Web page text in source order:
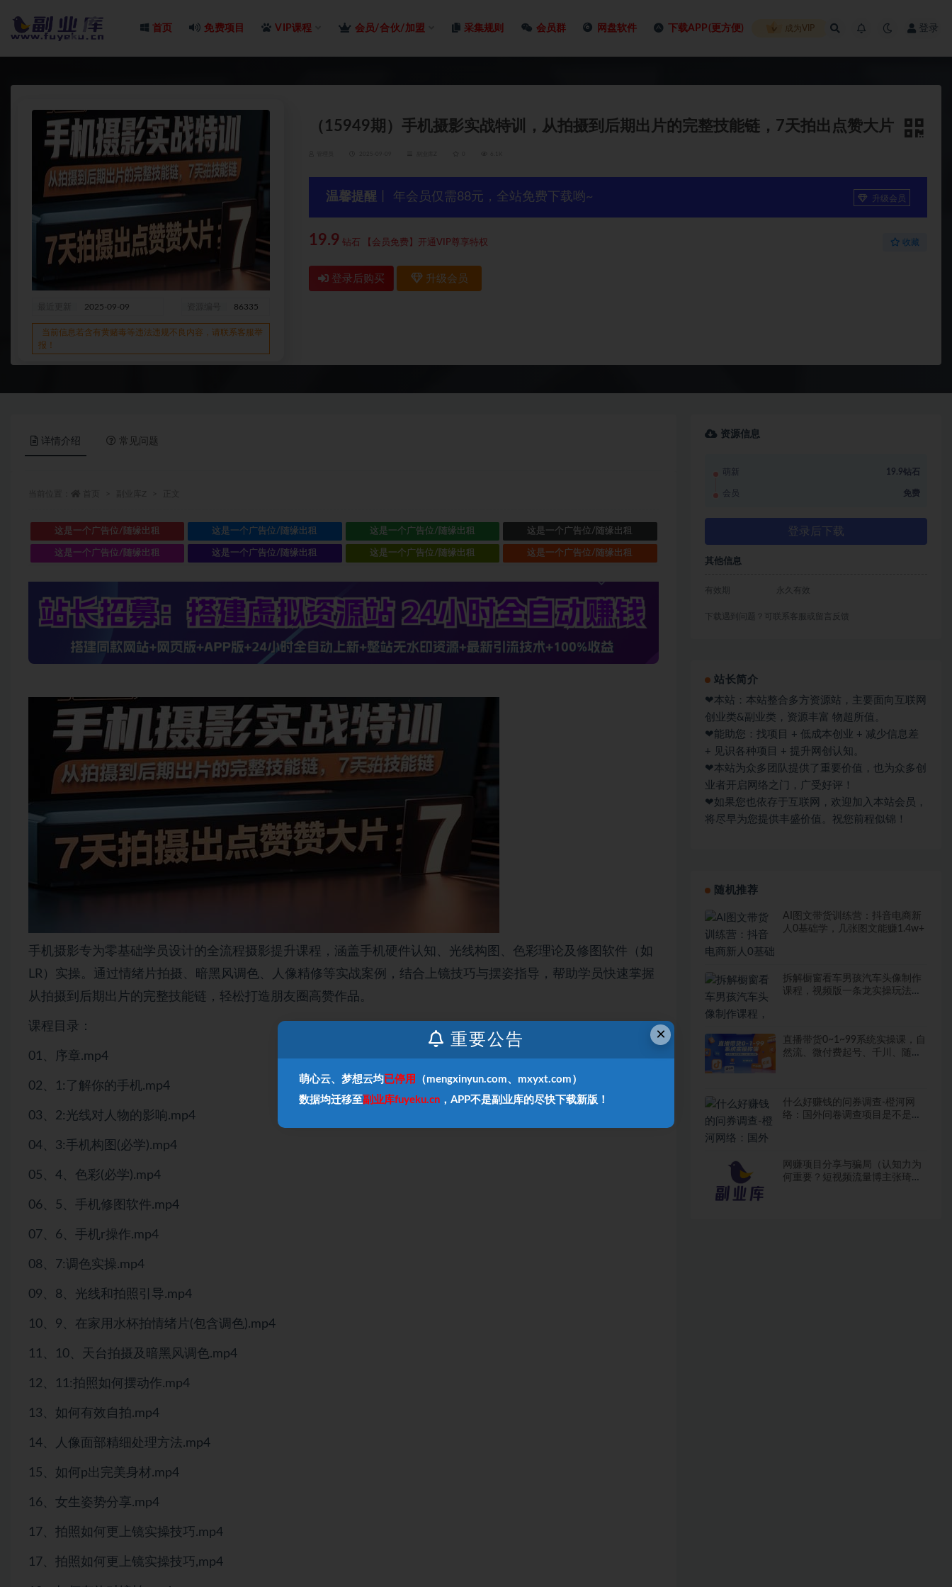
首页 免费项目 VIP课程 会员/合伙/加盟 采集规则 会员群 网盘软件 下载APP(更方便) 成为VIP 登录
2025-09-09 86335
当前信息若含有黄赌毒等违法违规不良内容，请联系客服举
报！
（15949期）手机摄影实战特训，从拍摄到后期出片的完整技能链，7天拍出点赞大片
温馨提醒 丨 年会员仅需88元，全站免费下载哟~ 升级会员
19.9 钻石 【会员免费】开通VIP尊享特权 收藏
登录后购买 升级会员
详情介绍 常见问题
这是一个广告位/随缘出租 这是一个广告位/随缘出租 这是一个广告位/随缘出租 这是一个广告位/随缘出租
这是一个广告位/随缘出租 这是一个广告位/随缘出租 这是一个广告位/随缘出租 这是一个广告位/随缘出租
手机摄影专为零基础学员设计的全流程摄影提升课程，涵盖手机硬件认知、光线构图、色彩理论及修图软件（如
LR）实操。通过情绪片拍摄、暗黑风调色、人像精修等实战案例，结合上镜技巧与摆姿指导，帮助学员快速掌握
从拍摄到后期出片的完整技能链，轻松打造朋友圈高赞作品。
课程目录：
01、序章.mp4
02、1:了解你的手机.mp4
03、2:光线对人物的影响.mp4
04、3:手机构图(必学).mp4
05、4、色彩(必学).mp4
06、5、手机修图软件.mp4
07、6、手机r操作.mp4
08、7:调色实操.mp4
09、8、光线和拍照引导.mp4
10、9、在家用水杯拍情绪片(包含调色).mp4
11、10、天台拍摄及暗黑风调色.mp4
12、11:拍照如何摆动作.mp4
13、如何有效自拍.mp4
14、人像面部精细处理方法.mp4
15、如何p出完美身材.mp4
16、女生姿势分享.mp4
17、拍照如何更上镜实操技巧.mp4
17、拍照如何更上镜实操技巧,mp4
资源信息
萌新 19.9钻石
会员 免费
登录后下载
其他信息
有效期 永久有效
下载遇到问题？可联系客服或留言反馈
站长简介
❤本站：本站整合多方资源站，主要面向互联网
创业类&副业类，资源丰富 物超所值。
❤能助您：找项目 + 低成本创业 + 减少信息差
+ 见识各种项目 + 提升网创认知。
❤本站为众多团队提供了重要价值，也为众多创
业者开启网络之门，广受好评！
❤如果您也依存于互联网，欢迎加入本站会员，
将尽早为您提供丰盛价值。祝您前程似锦！
随机推荐
AI图文带货训练营：抖音电商新
人0基础学，几张图文能赚1.4w+
拆解橱窗看车男孩汽车头像制作
课程，视频版一条龙实操玩法分
直播带货0~1~99系统实操课，自
然流、微付费​起号、千川、随心
什么好赚钱的问券调查-橙河网
络：国外问卷调查项目是不是割
网赚项目分享与骗局（认知力为
何重要？短视频流量博主张琦出
×
重要公告
萌心云、梦想云均 已停用
（mengxinyun.com、mxyxt.com）
数据均迁移至副业库fuyeku.cn ，APP不是副业库的尽快下载新版！